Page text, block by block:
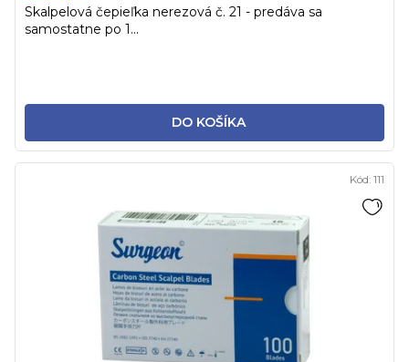
DO KOŠÍKA
Skalpelová čepieľka nerezová č. 21 - predáva sa
samostatne po 1...
Kód: 111